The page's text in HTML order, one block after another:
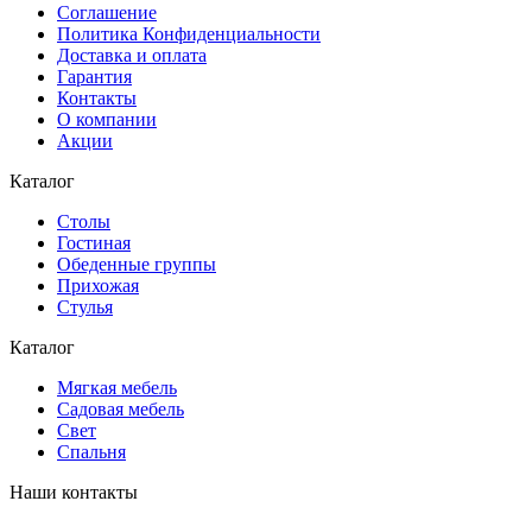
Соглашение
Политика Конфиденциальности
Доставка и оплата
Гарантия
Контакты
О компании
Акции
Каталог
Cтолы
Гостиная
Обеденные группы
Прихожая
Стулья
Каталог
Мягкая мебель
Садовая мебель
Свет
Спальня
Наши контакты